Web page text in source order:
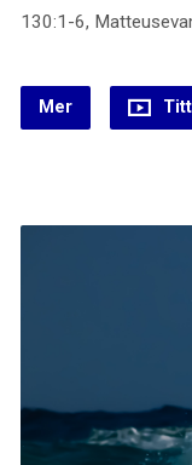
130:1-6,
Mer